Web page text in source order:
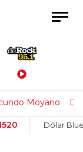
Moyano Di
Dólar Blue: